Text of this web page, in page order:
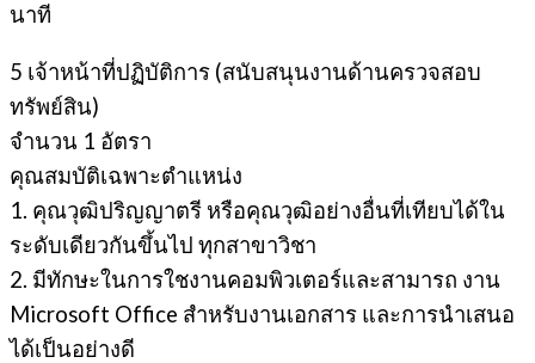
นาที
5 เจ้าหน้าที่ปฏิบัติการ (สนับสนุนงานด้านครวจสอบ
ทรัพย์สิน)
จํานวน 1 อัตรา
คุณสมบัติเฉพาะตำแหน่ง
1. คุณวุฒิปริญญาตรี หรือคุณวุฒิอย่างอื่นที่เทียบได้ใน
ระดับเดียวกันขึ้นไป ทุกสาขาวิชา
2. มีทักษะในการใชงานคอมพิวเตอร์และสามารถ งาน
Microsoft Office สําหรับงานเอกสาร และการนําเสนอ
ได้เป็นอย่างดี